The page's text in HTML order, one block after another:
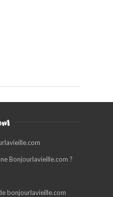
Bonjourlavieille.com ?
bonjourlavieille.com